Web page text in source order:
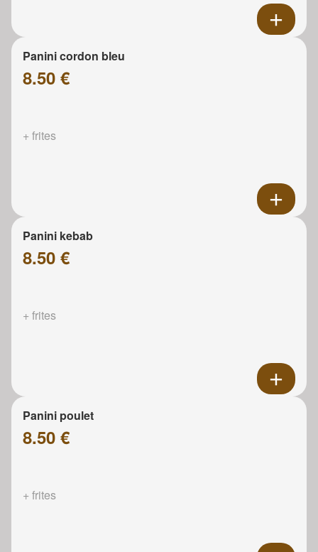
Panini cordon bleu
8.50 €
+ frites
Panini kebab
8.50 €
+ frites
Panini poulet
8.50 €
+ frites